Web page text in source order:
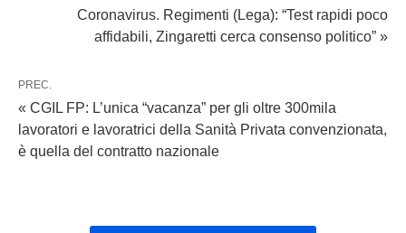
Coronavirus. Regimenti (Lega): “Test rapidi poco
affidabili, Zingaretti cerca consenso politico” »
PREC.
« CGIL FP: L’unica “vacanza” per gli oltre 300mila
lavoratori e lavoratrici della Sanità Privata convenzionata,
è quella del contratto nazionale